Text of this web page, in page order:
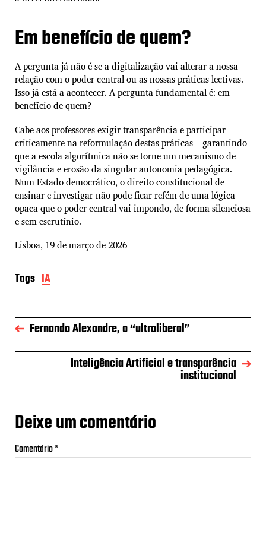
Em benefício de quem?
A pergunta já não é se a digitalização vai alterar a nossa
relação com o poder central ou as nossas práticas lectivas.
Isso já está a acontecer. A pergunta fundamental é: em
benefício de quem?
Cabe aos professores exigir transparência e participar
criticamente na reformulação destas práticas – garantindo
que a escola algorítmica não se torne um mecanismo de
vigilância e erosão da singular autonomia pedagógica.
Num Estado democrático, o direito constitucional de
ensinar e investigar não pode ficar refém de uma lógica
opaca que o poder central vai impondo, de forma silenciosa
e sem escrutínio.
Lisboa, 19 de março de 2026
Tags IA
Fernando Alexandre, o “ultraliberal”
Inteligência Artificial e transparência
institucional
Deixe um comentário
Comentário*